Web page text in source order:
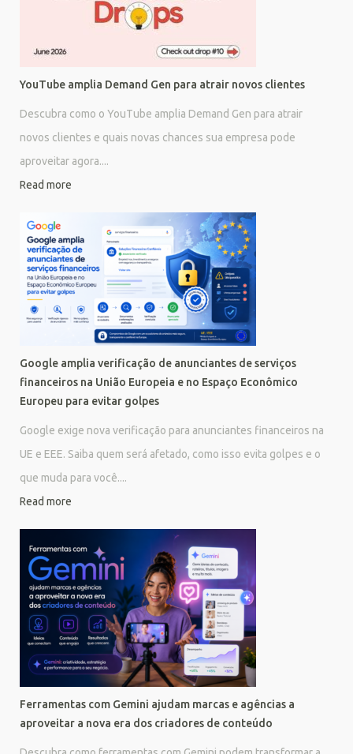
YouTube amplia Demand Gen para atrair novos clientes
Descubra como o YouTube amplia Demand Gen para atrair
novos clientes e quais novas chances sua empresa pode
aproveitar agora....
Read more
Google amplia verificação de anunciantes de serviços
financeiros na União Europeia e no Espaço Econômico
Europeu para evitar golpes
Google exige nova verificação para anunciantes financeiros na
UE e EEE. Saiba quem será afetado, como isso evita golpes e o
que muda para você....
Read more
Ferramentas com Gemini ajudam marcas e agências a
aproveitar a nova era dos criadores de conteúdo